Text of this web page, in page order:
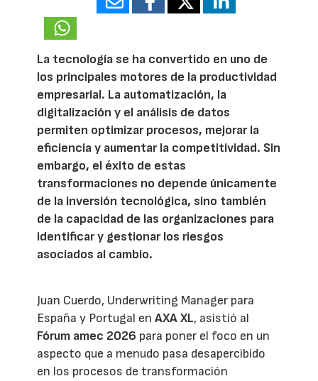
La tecnología se ha convertido en uno de
los principales motores de la productividad
empresarial. La automatización, la
digitalización y el análisis de datos
permiten optimizar procesos, mejorar la
eficiencia y aumentar la competitividad. Sin
embargo, el éxito de estas
transformaciones no depende únicamente
de la inversión tecnológica, sino también
de la capacidad de las organizaciones para
identificar y gestionar los riesgos
asociados al cambio.
Juan Cuerdo, Underwriting Manager para
España y Portugal enAXA XL, asistió al
Fórum amec 2026 para poner el foco en un
aspecto que a menudo pasa desapercibido
en los procesos de transformación